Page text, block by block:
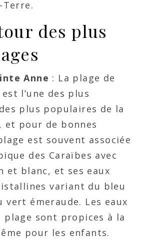
Terre.
des plus
Anne : La plage de
l’une des plus
plus populaires de la
et pour de bonnes
est souvent associée
des Caraïbes avec
et blanc, et ses eaux
variant du bleu
vert émeraude. Les eaux
plage sont propices à la
pour les enfants.